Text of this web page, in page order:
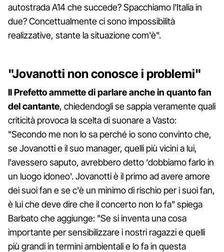
autostrada A14 che succede? Spacchiamo l'Italia in
due? Concettualmente ci sono impossibilità
realizzative, stante la situazione com'è".
"Jovanotti non conosce i problemi"
Il Prefetto ammette di parlare anche in quanto fan
del cantante, chiedendogli se sappia veramente quali
criticità provoca la scelta di suonare a Vasto:
"Secondo me non lo sa perché io sono convinto che,
se Jovanotti e il suo manager, quelli più vicini a lui,
l'avessero saputo, avrebbero detto ‘dobbiamo farlo in
un luogo idoneo'. Jovanotti è il primo ad avere amore
dei suoi fan e se c'è un minimo di rischio per i suoi fan,
è lui che deve dire che il concerto non lo fa" spiega
Barbato che aggiunge: "Se si inventa una cosa
importante per sensibilizzare i nostri ragazzi e quelli
più grandi in termini ambientali e lo fa in questa